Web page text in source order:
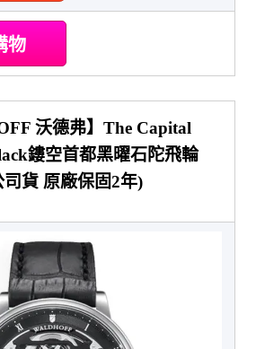
物
沃德弗】The Capital
鏤空首都黑曜石陀飛輪
貨 原廠保固2年)